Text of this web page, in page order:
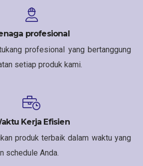
profesional
profesional yang bertanggung
setiap produk kami.
Kerja Efisien
produk terbaik dalam waktu yang
schedule Anda.